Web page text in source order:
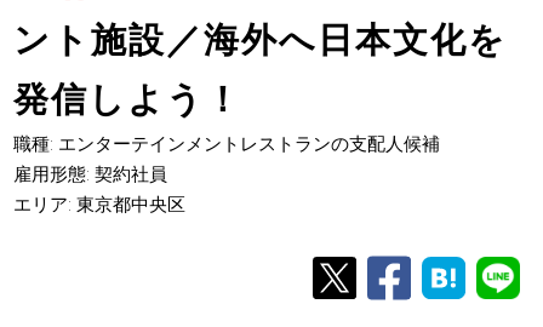
ント施設／海外へ日本文化を
発信しよう！
職種: エンターテインメントレストランの支配人候補
雇用形態: 契約社員
エリア: 東京都中央区